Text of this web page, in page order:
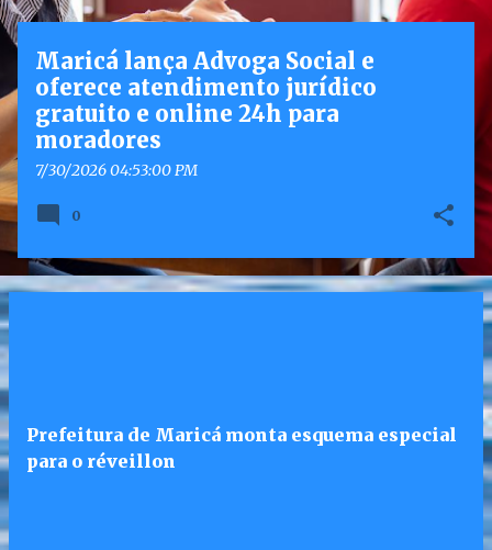
g
e
s
Maricá lança Advoga Social e
oferece atendimento jurídico
gratuito e online 24h para
moradores
7/30/2026 04:53:00 PM
0
Prefeitura de Maricá monta esquema especial
para o réveillon